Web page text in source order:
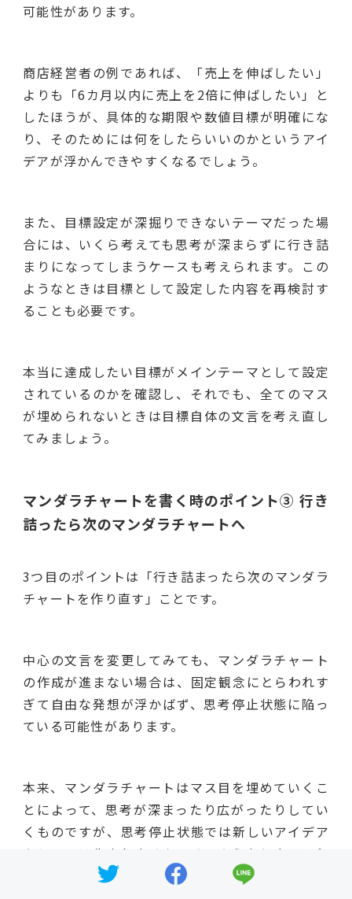
可能性があります。
商店経営者の例であれば、「売上を伸ばしたい」
よりも「6カ月以内に売上を2倍に伸ばしたい」と
したほうが、具体的な期限や数値目標が明確にな
り、そのためには何をしたらいいのかというアイ
デアが浮かんできやすくなるでしょう。
また、目標設定が深掘りできないテーマだった場
合には、いくら考えても思考が深まらずに行き詰
まりになってしまうケースも考えられます。この
ようなときは目標として設定した内容を再検討す
ることも必要です。
本当に達成したい目標がメインテーマとして設定
されているのかを確認し、それでも、全てのマス
が埋められないときは目標自体の文言を考え直し
てみましょう。
マンダラチャートを書く時のポイント③ 行き
詰ったら次のマンダラチャートへ
3つ目のポイントは「行き詰まったら次のマンダラ
チャートを作り直す」ことです。
中心の文言を変更してみても、マンダラチャート
の作成が進まない場合は、固定観念にとらわれす
ぎて自由な発想が浮かばず、思考停止状態に陥っ
ている可能性があります。
本来、マンダラチャートはマス目を埋めていくこ
とによって、思考が深まったり広がったりしてい
くものですが、思考停止状態では新しいアイデア
やヒントは生まれません。そのようなときは、
し
ばらく放っておくことで、思考がリセットされて